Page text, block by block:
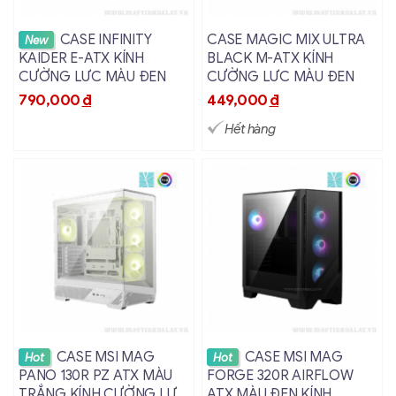
V500 M-ATX
Thiết kế hiện đại, mạnh mẽ
trong. Kiểu dáng tinh tế, kết hợp với hệ thống LED
RGB tùy chọn, mang đến sự nổi bật cho dàn PC của
Xem chi tiết
New
CASE INFINITY
KAIDER E-ATX KÍNH
CƯỜNG LỰC MÀU ĐEN
790,000đ
Xem chi tiết
CASE MAGIC MIX ULTRA
BLACK M-ATX KÍNH
CƯỜNG LỰC MÀU ĐEN
449,000đ
Hết hàng
Xem chi tiết
Hot
CASE MSI MAG
PANO 130R PZ ATX MÀU
Xem chi tiết
Hot
CASE MSI MAG
FORGE 320R AIRFLOW